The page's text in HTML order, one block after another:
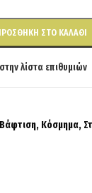
ΣΤΟ ΚΑΛΆΘΙ
λίστα επιθυμιών
Βάφτιση, Κόσμημα,